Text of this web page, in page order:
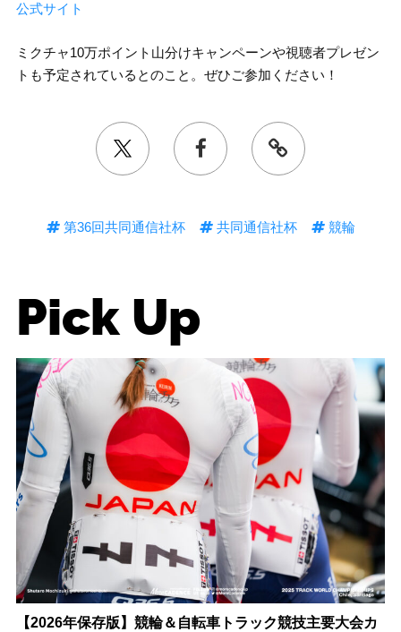
公式サイト
ミクチャ10万ポイント山分けキャンペーンや視聴者プレゼン
トも予定されているとのこと。ぜひご参加ください！
第36回共同通信社杯 共同通信社杯 競輪
Pick Up
【2026年保存版】競輪＆自転車トラック競技主要大会カ